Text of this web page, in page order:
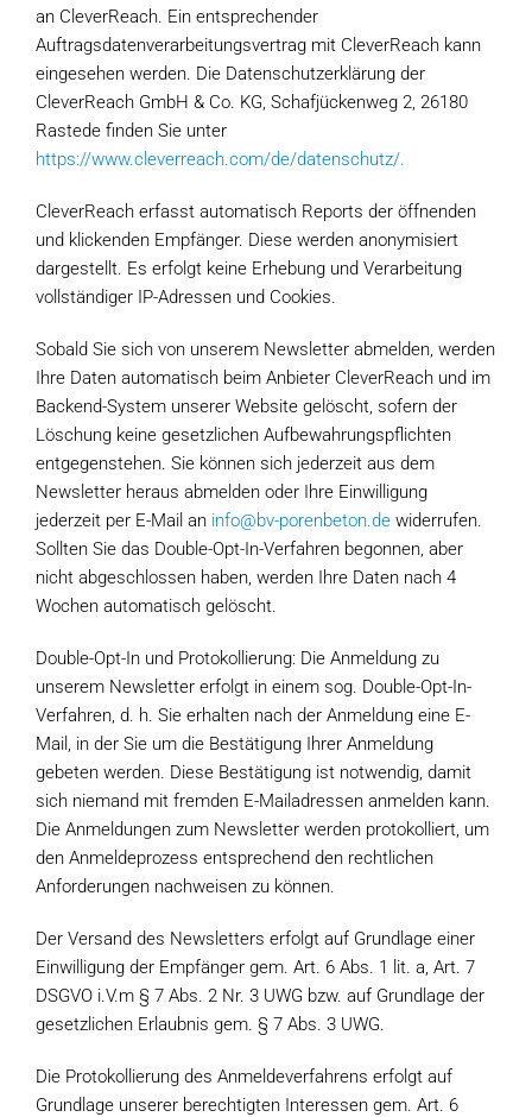
an CleverReach. Ein entsprechender
Auftragsdatenverarbeitungsvertrag mit CleverReach kann
eingesehen werden. Die Datenschutzerklärung der
CleverReach GmbH & Co. KG, Schafjückenweg 2, 26180
Rastede finden Sie unter
https://www.cleverreach.com/de/datenschutz/.
CleverReach erfasst automatisch Reports der öffnenden
und klickenden Empfänger. Diese werden anonymisiert
dargestellt. Es erfolgt keine Erhebung und Verarbeitung
vollständiger IP-Adressen und Cookies.
Sobald Sie sich von unserem Newsletter abmelden, werden
Ihre Daten automatisch beim Anbieter CleverReach und im
Backend-System unserer Website gelöscht, sofern der
Löschung keine gesetzlichen Aufbewahrungspflichten
entgegenstehen. Sie können sich jederzeit aus dem
Newsletter heraus abmelden oder Ihre Einwilligung
jederzeit per E-Mail an info@bv-porenbeton.de widerrufen.
Sollten Sie das Double-Opt-In-Verfahren begonnen, aber
nicht abgeschlossen haben, werden Ihre Daten nach 4
Wochen automatisch gelöscht.
Double-Opt-In und Protokollierung: Die Anmeldung zu
unserem Newsletter erfolgt in einem sog. Double-Opt-In-
Verfahren, d. h. Sie erhalten nach der Anmeldung eine E-
Mail, in der Sie um die Bestätigung Ihrer Anmeldung
gebeten werden. Diese Bestätigung ist notwendig, damit
sich niemand mit fremden E-Mailadressen anmelden kann.
Die Anmeldungen zum Newsletter werden protokolliert, um
den Anmeldeprozess entsprechend den rechtlichen
Anforderungen nachweisen zu können.
Der Versand des Newsletters erfolgt auf Grundlage einer
Einwilligung der Empfänger gem. Art. 6 Abs. 1 lit. a, Art. 7
DSGVO i.V.m § 7 Abs. 2 Nr. 3 UWG bzw. auf Grundlage der
gesetzlichen Erlaubnis gem. § 7 Abs. 3 UWG.
Die Protokollierung des Anmeldeverfahrens erfolgt auf
Grundlage unserer berechtigten Interessen gem. Art. 6